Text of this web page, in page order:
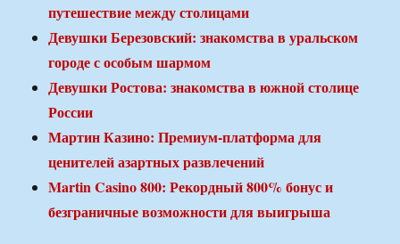
путешествие между столицами
Девушки Березовский: знакомства в уральском
городе с особым шармом
Девушки Ростова: знакомства в южной столице
России
Мартин Казино: Премиум-платформа для
ценителей азартных развлечений
Martin Casino 800: Рекордный 800% бонус и
безграничные возможности для выигрыша